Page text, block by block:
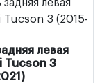
левая
Tucson 3